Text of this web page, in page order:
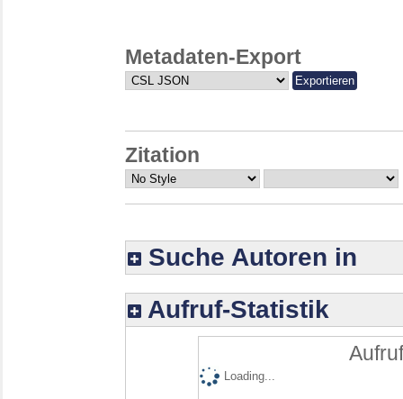
Metadaten-Export
Zitation
Suche Autoren in
Aufruf-Statistik
Loading...